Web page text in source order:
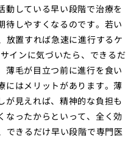
動している早い段階で治療を
待しやすくなるのです。若い
放置すれば急速に進行するケ
インに気づいたら、できるだ
薄毛が目立つ前に進行を食い
にはメリットがあります。薄
が見えれば、精神的な負担も
なったからといって、全く効
できるだけ早い段階で専門医